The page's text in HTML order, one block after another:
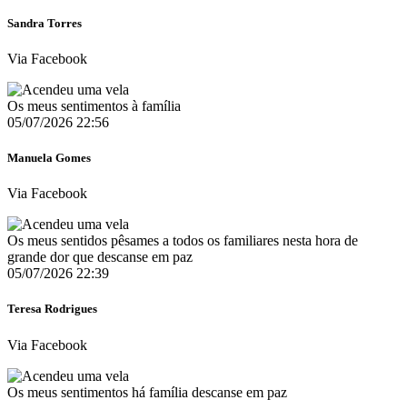
Sandra Torres
Via Facebook
Os meus sentimentos à família
05/07/2026 22:56
Manuela Gomes
Via Facebook
Os meus sentidos pêsames a todos os familiares nesta hora de
grande dor que descanse em paz
05/07/2026 22:39
Teresa Rodrigues
Via Facebook
Os meus sentimentos há família descanse em paz